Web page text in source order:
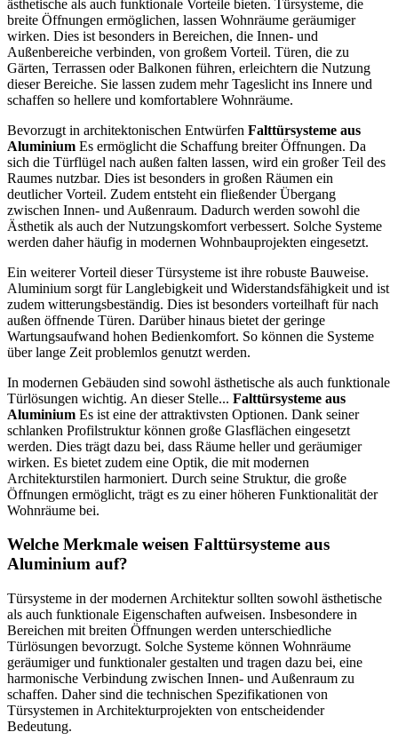
ästhetische als auch funktionale Vorteile bieten. Türsysteme, die
breite Öffnungen ermöglichen, lassen Wohnräume geräumiger
wirken. Dies ist besonders in Bereichen, die Innen- und
Außenbereiche verbinden, von großem Vorteil. Türen, die zu
Gärten, Terrassen oder Balkonen führen, erleichtern die Nutzung
dieser Bereiche. Sie lassen zudem mehr Tageslicht ins Innere und
schaffen so hellere und komfortablere Wohnräume.
Bevorzugt in architektonischen Entwürfen Falttürsysteme aus
Aluminium Es ermöglicht die Schaffung breiter Öffnungen. Da
sich die Türflügel nach außen falten lassen, wird ein großer Teil des
Raumes nutzbar. Dies ist besonders in großen Räumen ein
deutlicher Vorteil. Zudem entsteht ein fließender Übergang
zwischen Innen- und Außenraum. Dadurch werden sowohl die
Ästhetik als auch der Nutzungskomfort verbessert. Solche Systeme
werden daher häufig in modernen Wohnbauprojekten eingesetzt.
Ein weiterer Vorteil dieser Türsysteme ist ihre robuste Bauweise.
Aluminium sorgt für Langlebigkeit und Widerstandsfähigkeit und ist
zudem witterungsbeständig. Dies ist besonders vorteilhaft für nach
außen öffnende Türen. Darüber hinaus bietet der geringe
Wartungsaufwand hohen Bedienkomfort. So können die Systeme
über lange Zeit problemlos genutzt werden.
In modernen Gebäuden sind sowohl ästhetische als auch funktionale
Türlösungen wichtig. An dieser Stelle... Falttürsysteme aus
Aluminium Es ist eine der attraktivsten Optionen. Dank seiner
schlanken Profilstruktur können große Glasflächen eingesetzt
werden. Dies trägt dazu bei, dass Räume heller und geräumiger
wirken. Es bietet zudem eine Optik, die mit modernen
Architekturstilen harmoniert. Durch seine Struktur, die große
Öffnungen ermöglicht, trägt es zu einer höheren Funktionalität der
Wohnräume bei.
Welche Merkmale weisen Falttürsysteme aus
Aluminium auf?
Türsysteme in der modernen Architektur sollten sowohl ästhetische
als auch funktionale Eigenschaften aufweisen. Insbesondere in
Bereichen mit breiten Öffnungen werden unterschiedliche
Türlösungen bevorzugt. Solche Systeme können Wohnräume
geräumiger und funktionaler gestalten und tragen dazu bei, eine
harmonische Verbindung zwischen Innen- und Außenraum zu
schaffen. Daher sind die technischen Spezifikationen von
Türsystemen in Architekturprojekten von entscheidender
Bedeutung.